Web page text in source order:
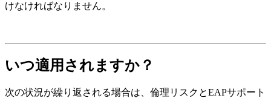
けなければなりません。
いつ適用されますか？
次の状況が繰り返される場合は、倫理リスクとEAPサポート